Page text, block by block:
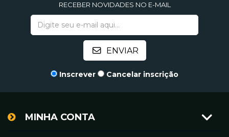
RECEBER NOVIDADES NO E-MAIL
Inscrever Cancelar inscrição
MINHA CONTA